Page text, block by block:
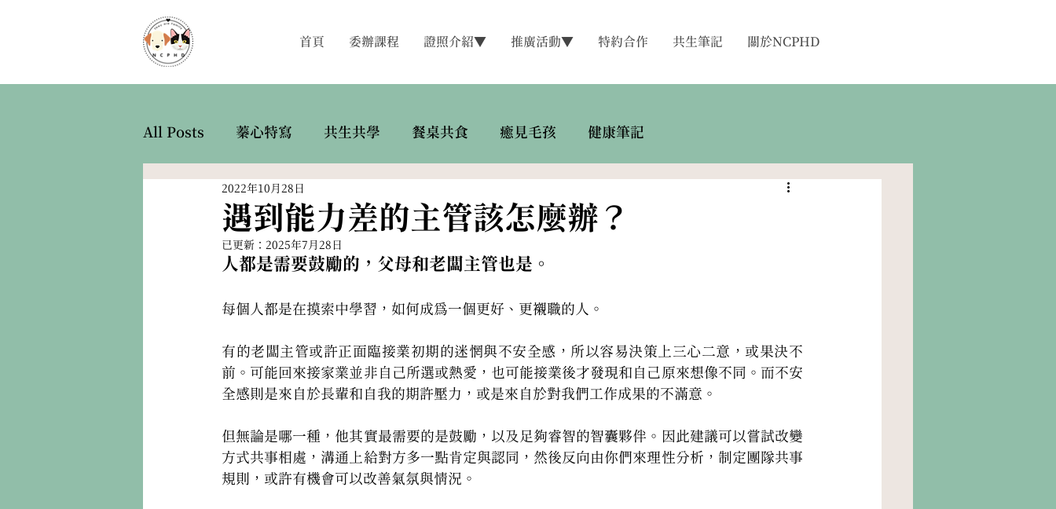
首頁 委辦課程 證照介紹▼ 推廣活動▼ 特約合作 共生筆記 關於NCPHD
All Posts 蓁心特寫 共生共學 餐桌共食 癒見毛孩 健康筆記
遇到能力差的主管該怎麼辦？
2022年10月28日
已更新： 2025年7月28日
人都是需要鼓勵的，父母和老闆主管也是。
每個人都是在摸索中學習，如何成為一個更好、更襯職的人。
有的老闆主管或許正面臨接業初期的迷惘與不安全感，所以容易決策上三心二意，或果決不
前。可能回來接家業並非自己所選或熱愛，也可能接業後才發現和自己原來想像不同。而不安
全感則是來自於長輩和自我的期許壓力，或是來自於對我們工作成果的不滿意。
但無論是哪一種，他其實最需要的是鼓勵，以及足夠睿智的智囊夥伴。因此建議可以嘗試改變
方式共事相處，溝通上給對方多一點肯定與認同，然後反向由你們來理性分析，制定團隊共事
規則，或許有機會可以改善氣氛與情況。